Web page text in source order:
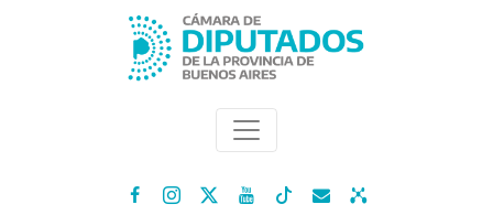
   